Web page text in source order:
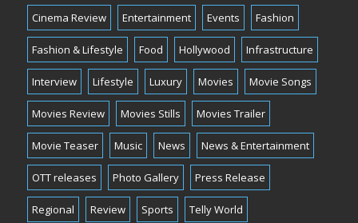
Cinema Review Entertainment Events Fashion
Fashion & Lifestyle Food Hollywood Infrastructure
Interview Lifestyle Luxury Movies Movie Songs
Movies Review Movies Stills Movies Trailer
Movie Teaser Music News News & Entertainment
OTT releases Photo Gallery Press Release
Regional Review Sports Telly World